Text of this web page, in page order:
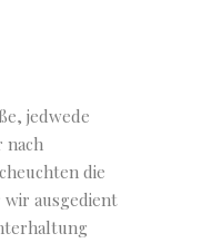
jedwede
nach
die
ausgedient